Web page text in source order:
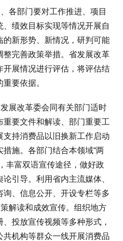
各部门要对工作推进、项目
绩效目标实现等情况开展自
的新形势、新情况，研判可能
整完善政策举措。省发展改革
开展情况进行评估，将评估结
要依据。
展改革委会同有关部门适时
要文件和解读、部门重要工
持消费品以旧换新工作启动
施。各部门结合本领域“两
丰富双语宣传途径，做好政
引导。利用省内主流媒体、
、信息公开、开设专栏等多
解读和成效宣传。组织地方
投放宣传视频等多种形式，
机构等群众一线开展消费品